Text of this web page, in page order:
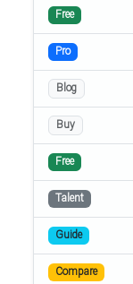
Free
Pro
Blog
Buy
Free
Talent
Guide
Compare